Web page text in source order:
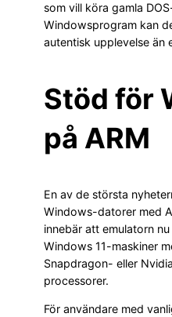
som vill köra gamla
Windowsprogram kan
autentisk upplevelse än
Stöd för
på ARM
En av de största
Windows-datorer med
innebär att emulatorn
Windows 11-maskiner
Snapdragon- eller
processorer.
För användare med